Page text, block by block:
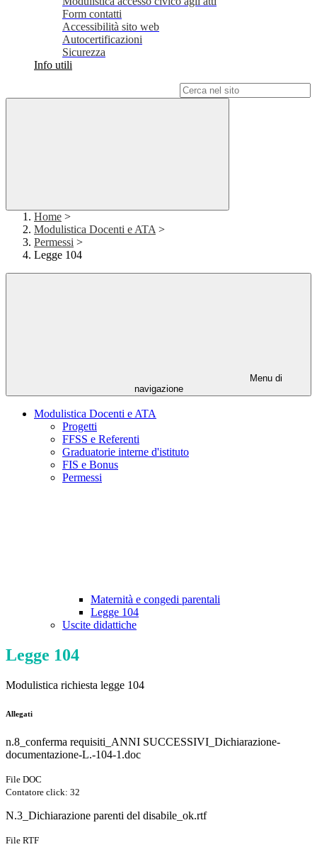
Form contatti
Accessibilità sito web
Autocertificazioni
Sicurezza
Info utili
Home >
Modulistica Docenti e ATA >
Permessi >
Legge 104
Menu di
navigazione
Modulistica Docenti e ATA
Progetti
FFSS e Referenti
Graduatorie interne d'istituto
FIS e Bonus
Permessi
Maternità e congedi parentali
Legge 104
Uscite didattiche
Legge 104
Modulistica richiesta legge 104
Allegati
n.8_conferma requisiti_ANNI SUCCESSIVI_Dichiarazione-
documentazione-L.-104-1.doc
File DOC
Contatore click: 32
N.3_Dichiarazione parenti del disabile_ok.rtf
File RTF